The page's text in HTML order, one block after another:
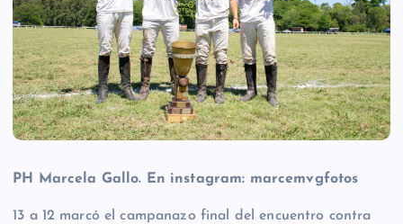
PH Marcela Gallo. En instagram: marcemvgfotos
13 a 12 marcó el campanazo final del encuentro contra